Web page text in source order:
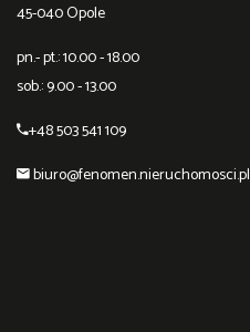
45-040 Opole
pn.- pt.: 10.00 - 18.00
sob.: 9.00 - 13.00
+48 503 541 109
biuro@fenomen.nieruchomosci.pl